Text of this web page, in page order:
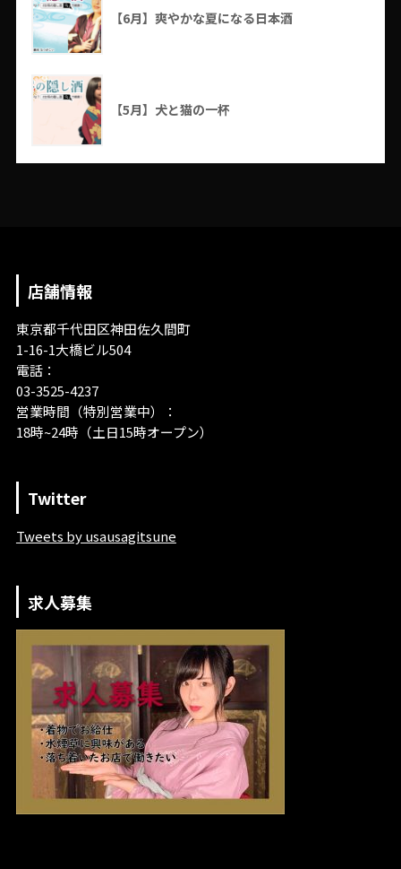
【6月】爽やかな夏になる日本酒
【5月】犬と猫の一杯
店舗情報
東京都千代田区神田佐久間町
1-16-1大橋ビル504
電話：
03-3525-4237
営業時間（特別営業中）：
18時~24時（土日15時オープン）
Twitter
Tweets by usausagitsune
求人募集